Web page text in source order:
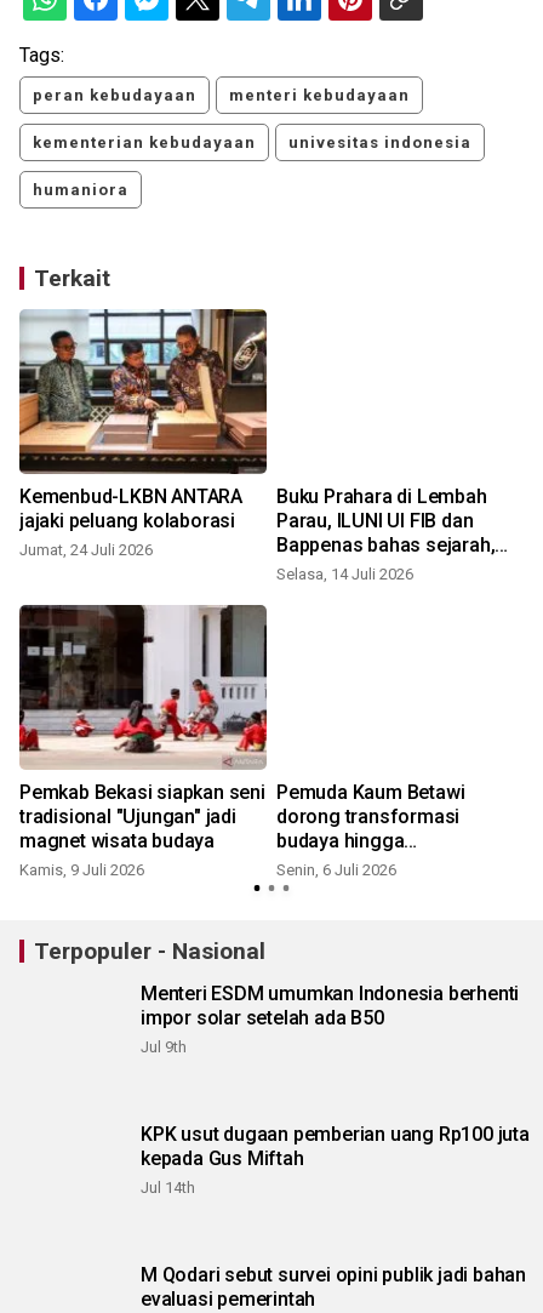
Tags:
peran kebudayaan menteri kebudayaan
kementerian kebudayaan univesitas indonesia
humaniora
Terkait
Kemenbud-LKBN ANTARA
jajaki peluang kolaborasi
Jumat, 24 Juli 2026
Buku Prahara di Lembah
Parau, ILUNI UI FIB dan
Bappenas bahas sejarah,
buruh, dan lingkungan
Selasa, 14 Juli 2026
Pemkab Bekasi siapkan seni
tradisional "Ujungan" jadi
magnet wisata budaya
Kamis, 9 Juli 2026
Pemuda Kaum Betawi
dorong transformasi
budaya hingga
kepemimpinan
Senin, 6 Juli 2026
Terpopuler - Nasional
Menteri ESDM umumkan Indonesia berhenti
impor solar setelah ada B50
Jul 9th
KPK usut dugaan pemberian uang Rp100 juta
kepada Gus Miftah
Jul 14th
M Qodari sebut survei opini publik jadi bahan
evaluasi pemerintah